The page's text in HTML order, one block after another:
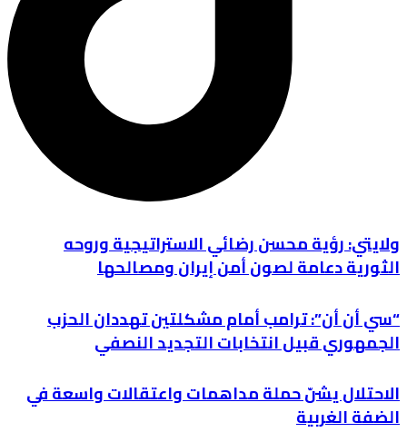
ولايتي: رؤية محسن رضائي الاستراتيجية وروحه
الثورية دعامة لصون أمن إيران ومصالحها
“سي أن أن”: ترامب أمام مشكلتين تهددان الحزب
الجمهوري قبيل انتخابات التجديد النصفي
الاحتلال يشنّ حملة مداهمات واعتقالات واسعة في
الضفة الغربية